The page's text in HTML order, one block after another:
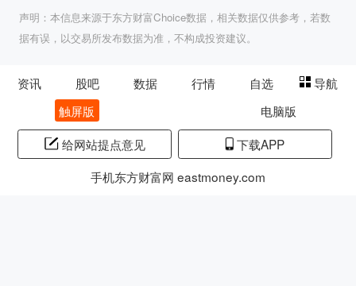
声明：本信息来源于东方财富Choice数据，相关数据仅供参考，若数
据有误，以交易所发布数据为准，不构成投资建议。
资讯 股吧 数据 行情 自选
导航
触屏版
电脑版
给网站提点意见
下载APP
手机东方财富网 eastmoney.com